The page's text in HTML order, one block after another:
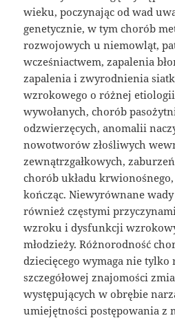
wieku, poczynając od wad
genetycznie, w tym chorób
rozwojowych u niemowląt,
wcześniactwem, zapalenia
zapalenia i zwyrodnienia
wzrokowego o różnej
wywołanych, chorób
odzwierzęcych, anomalii
nowotworów złośliwych
zewnątrzgałkowych,
chorób układu
kończąc. Niewyrównane
również częstymi
wzroku i dysfunkcji
młodzieży. Różnorodność
dziecięcego wymaga nie tylko
szczegółowej znajomości
występujących w obrębie
umiejętności postępowania z